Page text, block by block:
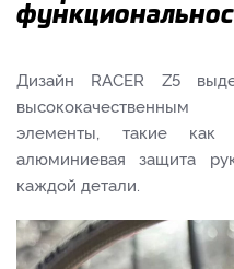
Дизайн RACER Z5
высококачественным
элементы, такие
алюминиевая защита
каждой детали.